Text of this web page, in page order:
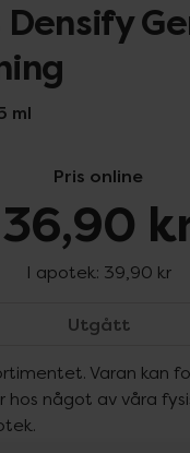
ml
Pris online
36,90
I apotek: 39,90 kr
UtgåttOral-
Varan kan
hos något av våra